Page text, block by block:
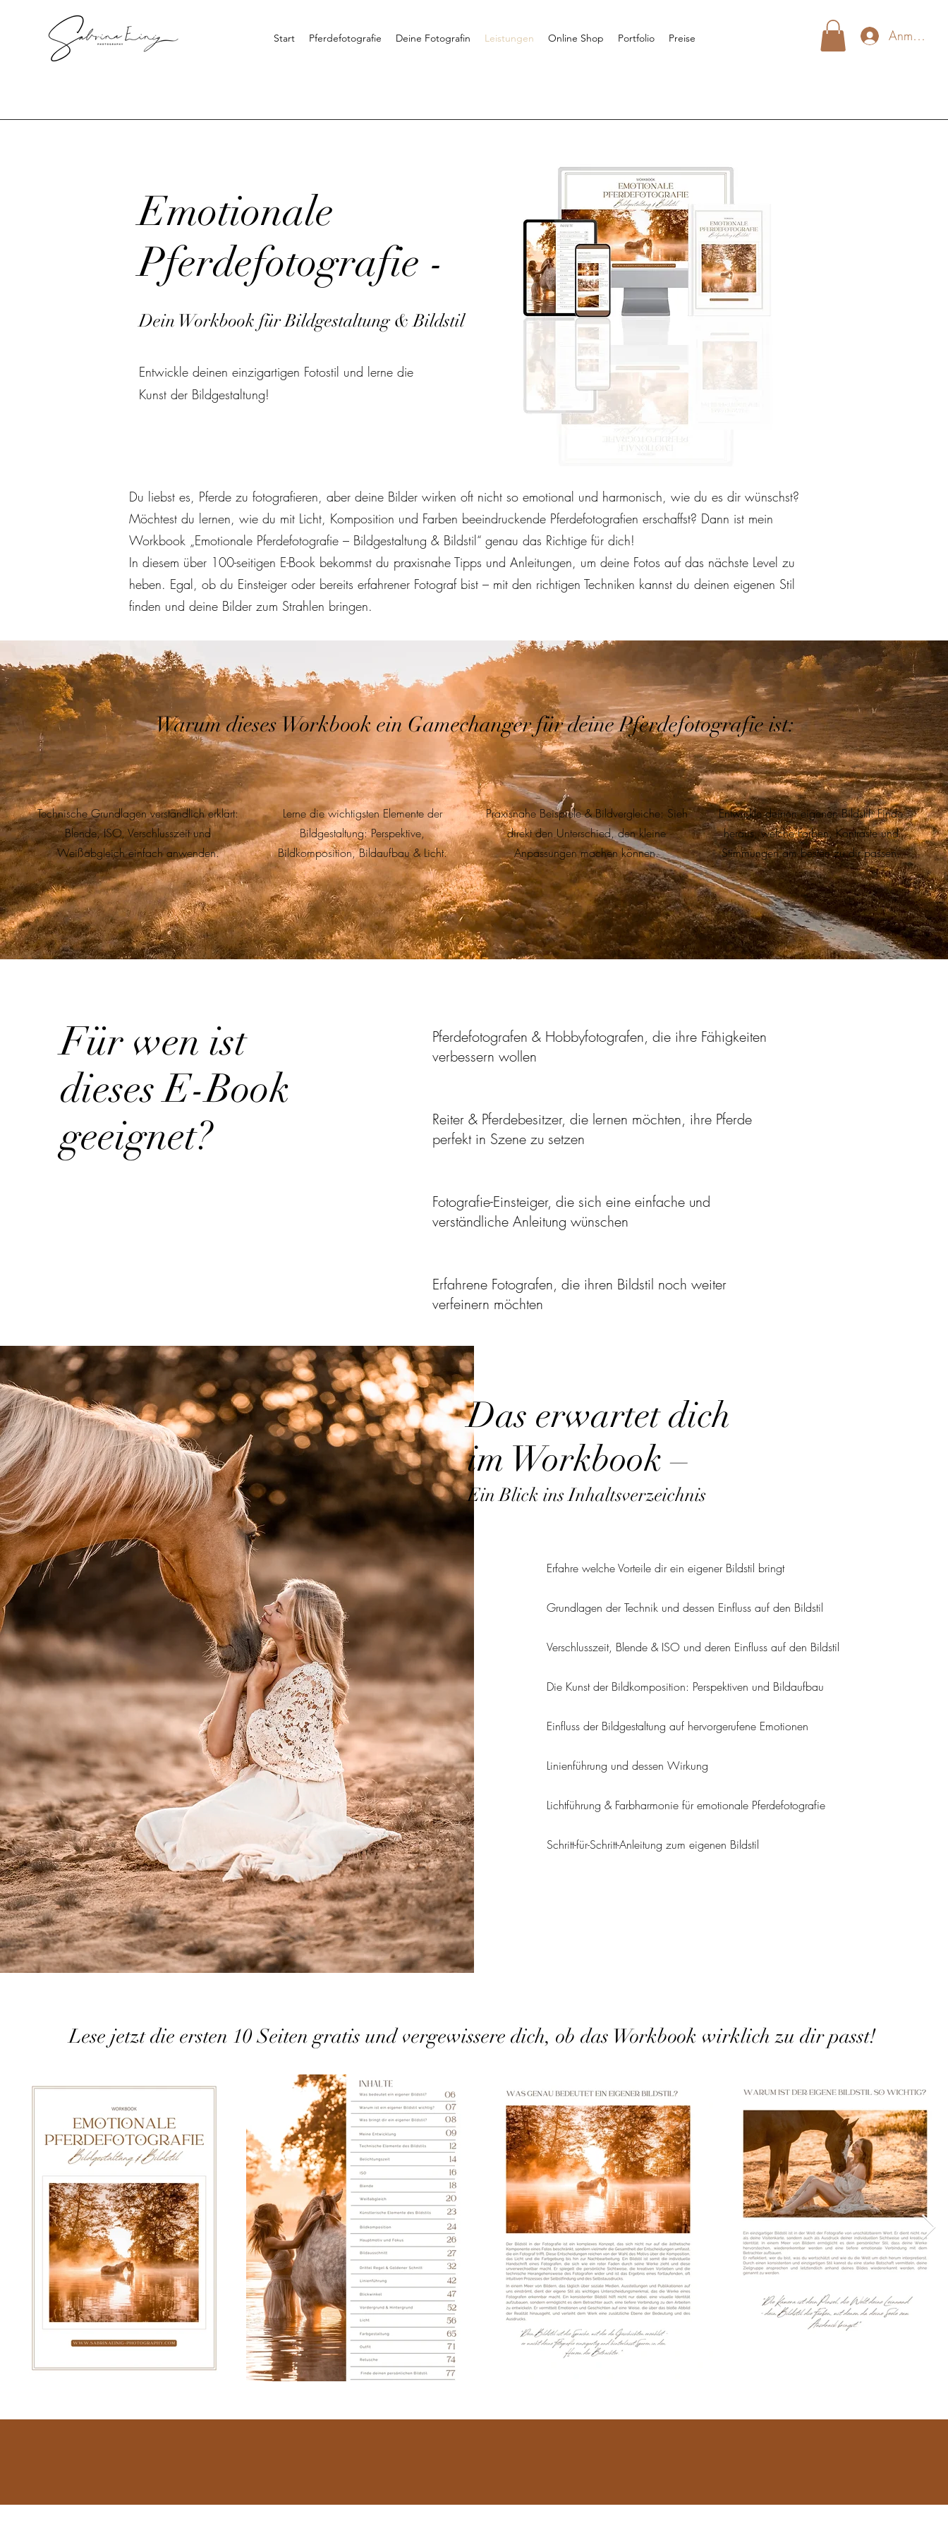
Start Pferdefotografie Deine Fotografin Leistungen Online Shop Portfolio Preise Anmelden
Emotionale
Pferdefotografie -
Dein Workbook für Bildgestaltung & Bildstil
Entwickle deinen einzigartigen Fotostil und lerne die
Kunst der Bildgestaltung!
Du liebst es, Pferde zu fotografieren, aber deine Bilder wirken oft nicht so emotional und harmonisch, wie du es dir wünschst?
Möchtest du lernen, wie du mit Licht, Komposition und Farben beeindruckende Pferdefotografien erschaffst? Dann ist mein
Workbook „Emotionale Pferdefotografie – Bildgestaltung & Bildstil“ genau das Richtige für dich!
In diesem über 100-seitigen E-Book bekommst du praxisnahe Tipps und Anleitungen, um deine Fotos auf das nächste Level zu
heben. Egal, ob du Einsteiger oder bereits erfahrener Fotograf bist – mit den richtigen Techniken kannst du deinen eigenen Stil
finden und deine Bilder zum Strahlen bringen.
Technische Grundlagen verständlich erklärt:
Blende, ISO, Verschlusszeit und
Weißabgleich einfach anwenden.
Lerne die wichtigsten Elemente der
Bildgestaltung: Perspektive,
Bildkomposition, Bildaufbau & Licht.
Praxisnahe Beispiele & Bildvergleiche: Sieh
direkt den Unterschied, den kleine
Anpassungen machen können.
Entwickle deinen eigenen Bildstil: Finde
heraus, welche Farben, Kontraste und
Stimmungen am besten zu dir passen.
Warum dieses Workbook ein Gamechanger für deine Pferdefotografie ist:
Für wen ist
dieses E-Book
geeignet?
Pferdefotografen & Hobbyfotografen, die ihre Fähigkeiten
verbessern wollen
Reiter & Pferdebesitzer, die lernen möchten, ihre Pferde
perfekt in Szene zu setzen
Fotografie-Einsteiger, die sich eine einfache und
verständliche Anleitung wünschen
Erfahrene Fotografen, die ihren Bildstil noch weiter
verfeinern möchten
Das erwartet dich
im Workbook –
Ein Blick ins Inhaltsverzeichnis
Erfahre welche Vorteile dir ein eigener Bildstil bringt
Grundlagen der Technik und dessen Einfluss auf den Bildstil
Verschlusszeit, Blende & ISO und deren Einfluss auf den Bildstil
Die Kunst der Bildkomposition: Perspektiven und Bildaufbau
Einfluss der Bildgestaltung auf hervorgerufene Emotionen
Linienführung und dessen Wirkung
Lichtführung & Farbharmonie für emotionale Pferdefotografie
Schritt-für-Schritt-Anleitung zum eigenen Bildstil
Lese jetzt die ersten 10 Seiten gratis und vergewissere dich, ob das Workbook wirklich zu dir passt!